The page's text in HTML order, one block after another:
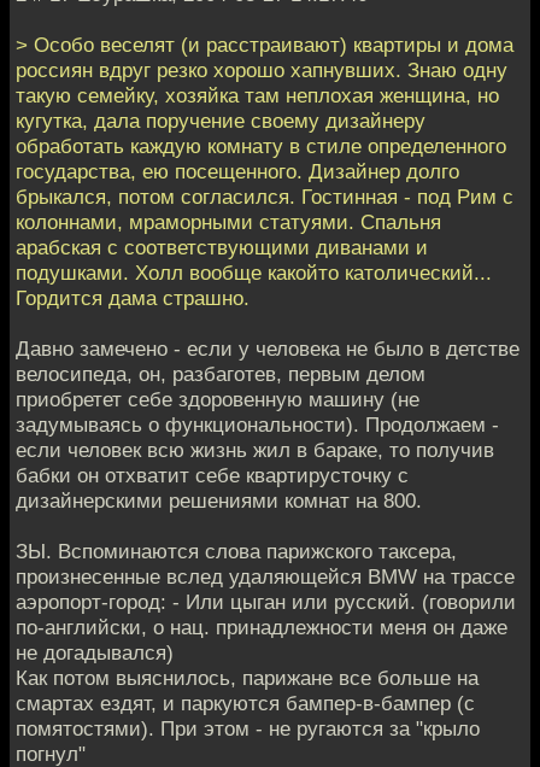
> Особо веселят (и расстраивают) квартиры и дома
россиян вдруг резко хорошо хапнувших. Знаю одну
такую семейку, хозяйка там неплохая женщина, но
кугутка, дала поручение своему дизайнеру
обработать каждую комнату в стиле определенного
государства, ею посещенного. Дизайнер долго
брыкался, потом согласился. Гостинная - под Рим с
колоннами, мраморными статуями. Спальня
арабская с соответствующими диванами и
подушками. Холл вообще какойто католический...
Гордится дама страшно.
Давно замечено - если у человека не было в детстве
велосипеда, он, разбаготев, первым делом
приобретет себе здоровенную машину (не
задумываясь о функциональности). Продолжаем -
если человек всю жизнь жил в бараке, то получив
бабки он отхватит себе квартирусточку с
дизайнерскими решениями комнат на 800.
ЗЫ. Вспоминаются слова парижского таксера,
произнесенные вслед удаляющейся BMW на трассе
аэропорт-город: - Или цыган или русский. (говорили
по-английски, о нац. принадлежности меня он даже
не догадывался)
Как потом выяснилось, парижане все больше на
смартах ездят, и паркуются бампер-в-бампер (с
помятостями). При этом - не ругаются за "крыло
погнул"